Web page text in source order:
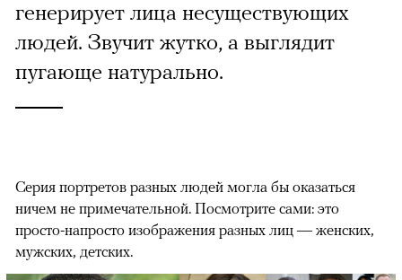
генерирует лица несуществующих
людей. Звучит жутко, а выглядит
пугающе натурально.
Серия портретов разных людей могла бы оказаться
ничем не примечательной. Посмотрите сами: это
просто-напросто изображения разных лиц — женских,
мужских, детских.